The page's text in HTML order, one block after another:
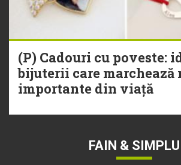
(P) Cadouri cu poveste:
bijuterii care marchează
importante din viață
FAIN & SIMPLU